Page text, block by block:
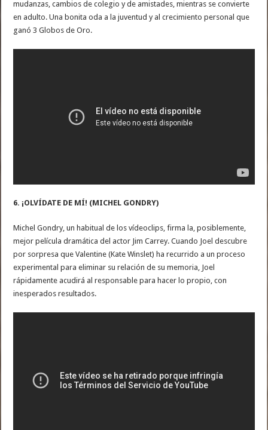
mudanzas, cambios de colegio y de amistades, mientras se convierte
en adulto. Una bonita oda a la juventud y al crecimiento personal que
ganó 3 Globos de Oro.
6. ¡OLVÍDATE DE MÍ! (MICHEL GONDRY)
Michel Gondry, un habitual de los vídeoclips, firma la, posiblemente,
mejor película dramática del actor Jim Carrey. Cuando Joel descubre
por sorpresa que Valentine (Kate Winslet) ha recurrido a un proceso
experimental para eliminar su relación de su memoria, Joel
rápidamente acudirá al responsable para hacer lo propio, con
inesperados resultados.